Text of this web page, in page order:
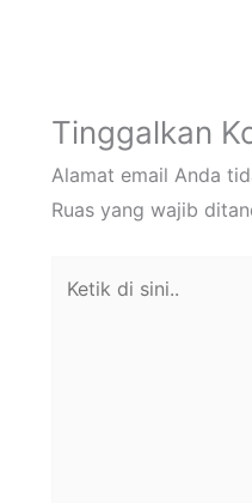
Tinggalkan
Alamat email Anda
Ruas yang wajib